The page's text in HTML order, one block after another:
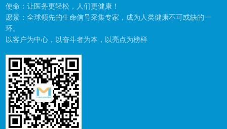
使命：让医务更轻松，人们更健康！
愿景：全球领先的生命信号采集专家，成为人类健康不可或缺的一
环。
以客户为中心，以奋斗者为本，以亮点为榜样